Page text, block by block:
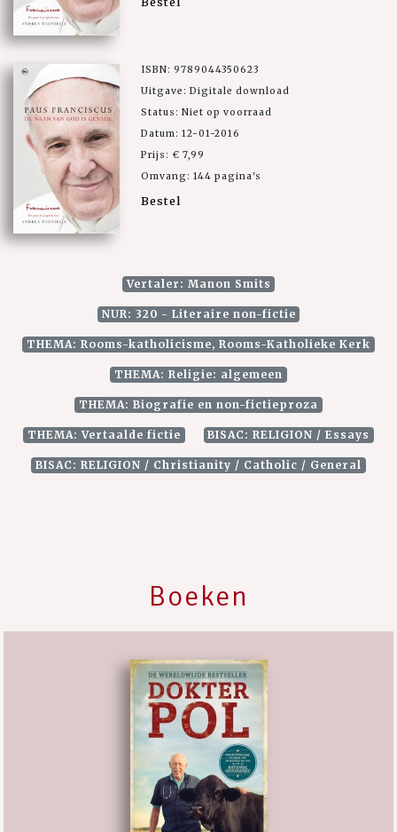
ISBN: 9789044350623
Uitgave: Digitale download
Status: Niet op voorraad
Datum: 12-01-2016
Prijs: € 7,99
Omvang: 144 pagina's
Bestel
Vertaler: Manon Smits
NUR: 320 - Literaire non-fictie
THEMA: Rooms-katholicisme, Rooms-Katholieke Kerk
THEMA: Religie: algemeen
THEMA: Biografie en non-fictieproza
THEMA: Vertaalde fictie BISAC: RELIGION / Essays
BISAC: RELIGION / Christianity / Catholic / General
Boeken